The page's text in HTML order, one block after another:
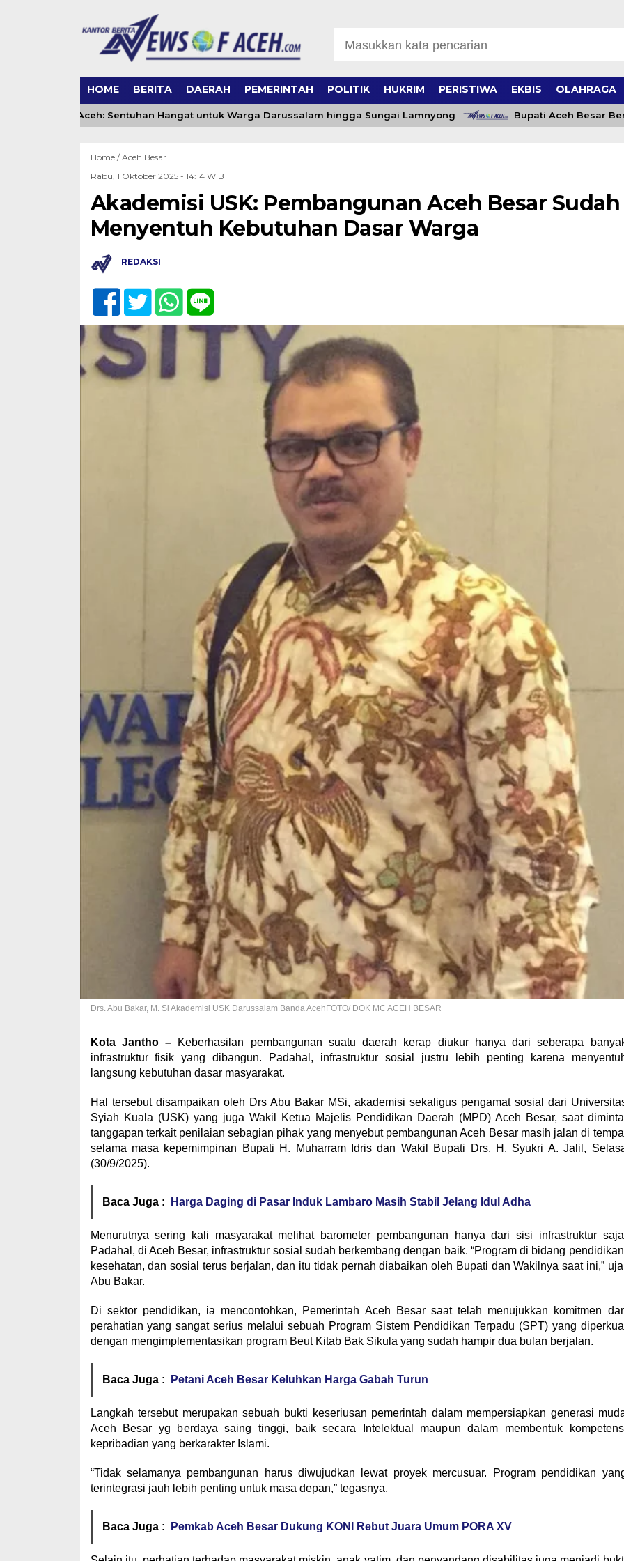
HOME BERITA DAERAH PEMERINTAH POLITIK HUKRIM PERISTIWA EKBIS OLAHRAGA
Banda Aceh: Sentuhan Hangat untuk Warga Darussalam hingga Sungai Lamnyong Bupati Aceh Besar Beri
Home /Aceh Besar
Rabu, 1 Oktober 2025 - 14:14 WIB
Akademisi USK: Pembangunan Aceh Besar Sudah
Menyentuh Kebutuhan Dasar Warga
REDAKSI
Drs. Abu Bakar, M. Si Akademisi USK Darussalam Banda AcehFOTO/ DOK MC ACEH BESAR
Kota Jantho – Keberhasilan pembangunan suatu daerah kerap diukur hanya dari seberapa
infrastruktur fisik yang dibangun. Padahal, infrastruktur sosial justru lebih penting karena
langsung kebutuhan dasar masyarakat.
Hal tersebut disampaikan oleh Drs Abu Bakar MSi, akademisi sekaligus pengamat sosial dari
Syiah Kuala (USK) yang juga Wakil Ketua Majelis Pendidikan Daerah (MPD) Aceh Besar, saat
tanggapan terkait penilaian sebagian pihak yang menyebut pembangunan Aceh Besar masih jalan di
selama masa kepemimpinan Bupati H. Muharram Idris dan Wakil Bupati Drs. H. Syukri A. Jalil,
(30/9/2025).
Baca Juga : Harga Daging di Pasar Induk Lambaro Masih Stabil Jelang Idul Adha
Menurutnya sering kali masyarakat melihat barometer pembangunan hanya dari sisi infrastruktur
Padahal, di Aceh Besar, infrastruktur sosial sudah berkembang dengan baik. “Program di bidang
kesehatan, dan sosial terus berjalan, dan itu tidak pernah diabaikan oleh Bupati dan Wakilnya saat ini,”
Abu Bakar.
Di sektor pendidikan, ia mencontohkan, Pemerintah Aceh Besar saat telah menujukkan komitmen
perahatian yang sangat serius melalui sebuah Program Sistem Pendidikan Terpadu (SPT) yang
dengan mengimplementasikan program Beut Kitab Bak Sikula yang sudah hampir dua bulan berjalan.
Baca Juga : Petani Aceh Besar Keluhkan Harga Gabah Turun
Langkah tersebut merupakan sebuah bukti keseriusan pemerintah dalam mempersiapkan generasi
Aceh Besar yg berdaya saing tinggi, baik secara Intelektual maupun dalam membentuk
kepribadian yang berkarakter Islami.
“Tidak selamanya pembangunan harus diwujudkan lewat proyek mercusuar. Program pendidikan
terintegrasi jauh lebih penting untuk masa depan,” tegasnya.
Baca Juga : Pemkab Aceh Besar Dukung KONI Rebut Juara Umum PORA XV